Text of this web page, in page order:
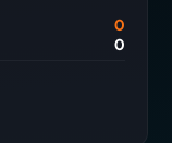
0
0